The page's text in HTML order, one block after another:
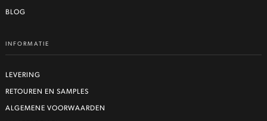
BLOG
INFORMATIE
LEVERING
RETOUREN EN SAMPLES
ALGEMENE VOORWAARDEN